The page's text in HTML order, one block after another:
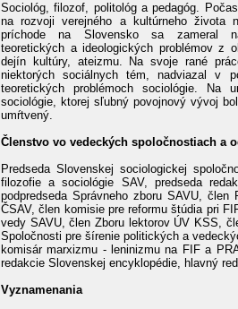
Sociológ, filozof, politológ a pedagóg.
na rozvoji verejného a kultúrneho života
príchode na Slovensko sa zameral
teoretických a ideologických problémov z
dejín kultúry, ateizmu. Na svoje rané
niektorých sociálnych tém, nadviazal v
teoretických problémoch sociológie. Na
sociológie, ktorej sľubný povojnový vývoj
umŕtvený.
Členstvo vo vedeckých spoločnostiach a
Predseda Slovenskej sociologickej
filozofie a sociológie SAV, predseda
podpredseda Správneho zboru SAVU,
ČSAV, člen komisie pre reformu štúdia pri
vedy SAVU, člen Zboru lektorov ÚV KSS,
Spoločnosti pre šírenie politických a
komisár marxizmu - leninizmu na FIF a
redakcie Slovenskej encyklopédie, hlavný
Vyznamenania